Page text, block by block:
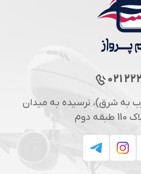
021
به شرق)، نرسیده به میدان
دوم